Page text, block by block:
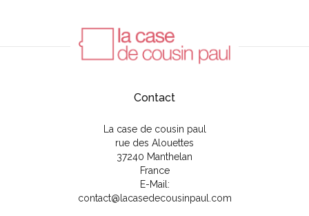
Contact
La case de cousin paul
rue des Alouettes
37240 Manthelan
France
E-Mail:
contact@lacasedecousinpaul.com